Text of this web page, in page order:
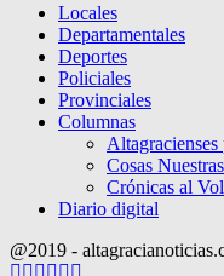
Locales
Departamentales
Deportes
Policiales
Provinciales
Columnas
Cosas Nuestras
Crónicas al
Diario digital
@2019 -
Facebook
Twitter
Instagram
Pinterest
Google